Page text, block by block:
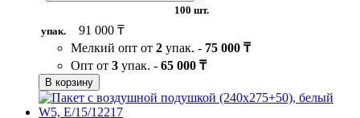
100 шт.
упак.
91 000 ₸
Мелкий опт от 2 упак. - 75 000 ₸
Опт от 3 упак. - 65 000 ₸
В корзину